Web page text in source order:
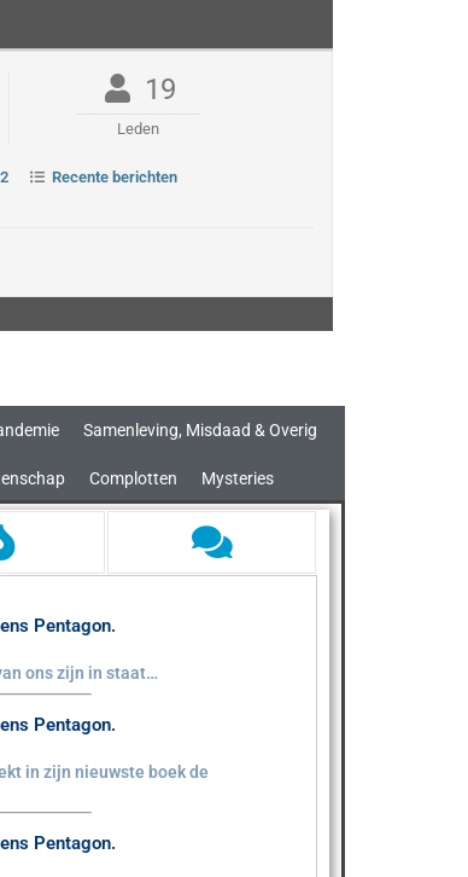
19
Leden
Recente berichten
Samenleving, Misdaad & Overig
Complotten Mysteries
Pentagon.
ons zijn in staat…
Pentagon.
in zijn nieuwste boek de
Pentagon.